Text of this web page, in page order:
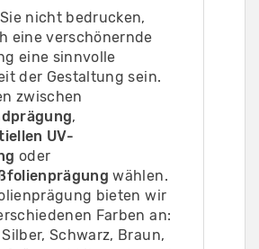
nicht bedrucken,
eine verschönernde
eine sinnvolle
der Gestaltung sein.
zwischen
,
UV-
oder
wählen.
bieten wir
Farben an:
Schwarz, Braun,